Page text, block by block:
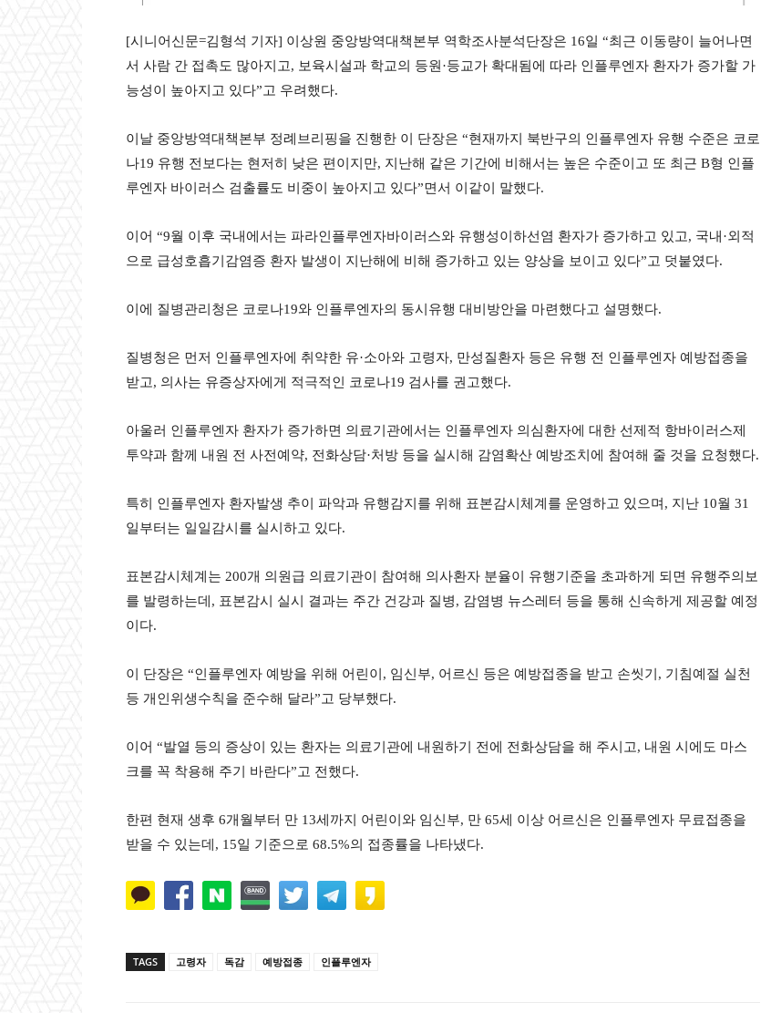
[시니어신문=김형석 기자] 이상원 중앙방역대책본부 역학조사분석단장은 16일 “최근 이동량이 늘어나면
서 사람 간 접촉도 많아지고, 보육시설과 학교의 등원·등교가 확대됨에 따라 인플루엔자 환자가 증가할 가
능성이 높아지고 있다”고 우려했다.
이날 중앙방역대책본부 정례브리핑을 진행한 이 단장은 “현재까지 북반구의 인플루엔자 유행 수준은 코로
나19 유행 전보다는 현저히 낮은 편이지만, 지난해 같은 기간에 비해서는 높은 수준이고 또 최근 B형 인플
루엔자 바이러스 검출률도 비중이 높아지고 있다”면서 이같이 말했다.
이어 “9월 이후 국내에서는 파라인플루엔자바이러스와 유행성이하선염 환자가 증가하고 있고, 국내·외적
으로 급성호흡기감염증 환자 발생이 지난해에 비해 증가하고 있는 양상을 보이고 있다”고 덧붙였다.
이에 질병관리청은 코로나19와 인플루엔자의 동시유행 대비방안을 마련했다고 설명했다.
질병청은 먼저 인플루엔자에 취약한 유·소아와 고령자, 만성질환자 등은 유행 전 인플루엔자 예방접종을
받고, 의사는 유증상자에게 적극적인 코로나19 검사를 권고했다.
아울러 인플루엔자 환자가 증가하면 의료기관에서는 인플루엔자 의심환자에 대한 선제적 항바이러스제
투약과 함께 내원 전 사전예약, 전화상담·처방 등을 실시해 감염확산 예방조치에 참여해 줄 것을 요청했다.
특히 인플루엔자 환자발생 추이 파악과 유행감지를 위해 표본감시체계를 운영하고 있으며, 지난 10월 31
일부터는 일일감시를 실시하고 있다.
표본감시체계는 200개 의원급 의료기관이 참여해 의사환자 분율이 유행기준을 초과하게 되면 유행주의보
를 발령하는데, 표본감시 실시 결과는 주간 건강과 질병, 감염병 뉴스레터 등을 통해 신속하게 제공할 예정
이다.
이 단장은 “인플루엔자 예방을 위해 어린이, 임신부, 어르신 등은 예방접종을 받고 손씻기, 기침예절 실천
등 개인위생수칙을 준수해 달라”고 당부했다.
이어 “발열 등의 증상이 있는 환자는 의료기관에 내원하기 전에 전화상담을 해 주시고, 내원 시에도 마스
크를 꼭 착용해 주기 바란다”고 전했다.
한편 현재 생후 6개월부터 만 13세까지 어린이와 임신부, 만 65세 이상 어르신은 인플루엔자 무료접종을
받을 수 있는데, 15일 기준으로 68.5%의 접종률을 나타냈다.
TAGS 고령자 독감 예방접종 인플루엔자